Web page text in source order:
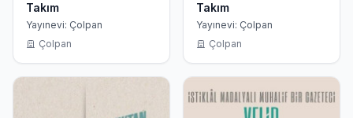
Takım
Yayınevi: Çolpan
Çolpan
Takım
Yayınevi: Çolpan
Çolpan